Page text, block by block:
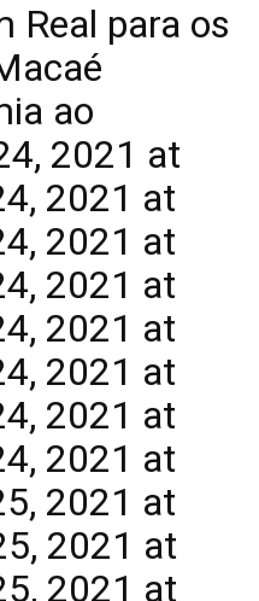
Real para os
ao
2021 at
2021 at
2021 at
2021 at
2021 at
2021 at
2021 at
2021 at
2021 at
2021 at
2021 at